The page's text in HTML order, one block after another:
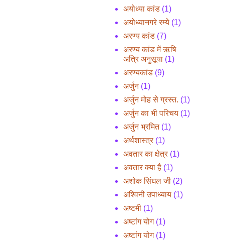
अयोध्या कांड (1)
अयोध्यानगरे रम्ये (1)
अरण्य कांड (7)
अरण्य कांड में ऋषि
अत्रि अनुसूया (1)
अरण्यकांड (9)
अर्जुन (1)
अर्जुन मोह से ग्रस्त. (1)
अर्जुन का भी परिचय (1)
अर्जुन भ्रमित (1)
अर्थशास्त्र (1)
अवतार का क्षेत्र (1)
अवतार क्या है (1)
अशोक सिंघल जी (2)
अश्विनी उपाध्याय (1)
अष्टमी (1)
अष्टांग योग (1)
अष्टांग योग (1)